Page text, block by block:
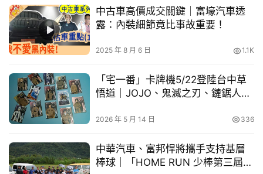
買
車
幫
忙
跨
界
C
A
「藍色監獄海報區」！哇！連收銀台都變身成「計分牆」重
現1比2熱血比分，充滿了緊張的氛圍，粉絲記得來拍一波
啊！
中古車高價成交關鍵│富壕汽車透
露：內裝細節竟比事故重要！
2025 年 8 月 6 日 1.1K
「宅一番」卡牌機5/22登陸台中草
悟道｜JOJO、鬼滅之刃、鏈鋸人等
2026 年 5 月 14 日 336
中華汽車、富邦悍將攜手支持基層
棒球｜「HOME RUN 少棒第三屆中